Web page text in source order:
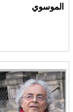
الموسوي